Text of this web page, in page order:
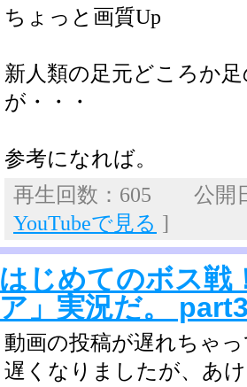
ちょっと画質Up
新人類の足元どころか
が・・・
参考になれば。
再生回数：605 公開
YouTubeで見る ]
はじめてのボス戦
ア」実況だ。
動画の投稿が遅れちゃ
遅くなりましたが、あ